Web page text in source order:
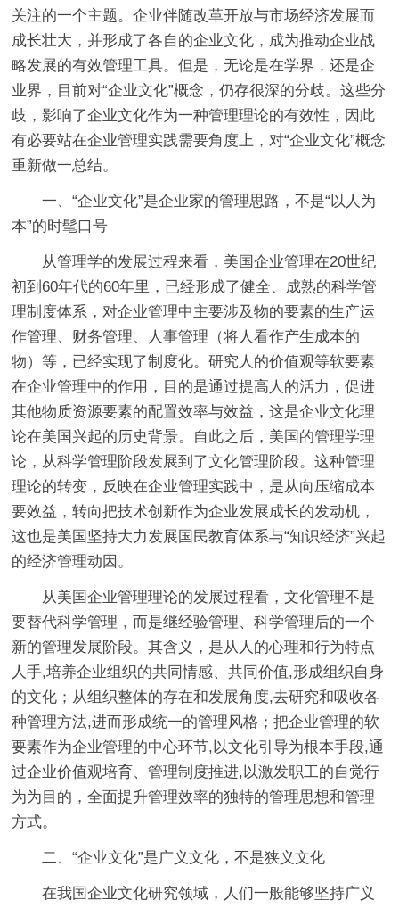
关注的一个主题。企业伴随改革开放与市场经济发展而
成长壮大，并形成了各自的企业文化，成为推动企业战
略发展的有效管理工具。但是，无论是在学界，还是企
业界，目前对“企业文化”概念，仍存很深的分歧。这些分
歧，影响了企业文化作为一种管理理论的有效性，因此
有必要站在企业管理实践需要角度上，对“企业文化”概念
重新做一总结。
一、“企业文化”是企业家的管理思路，不是“以人为
本”的时髦口号
从管理学的发展过程来看，美国企业管理在20世纪
初到60年代的60年里，已经形成了健全、成熟的科学管
理制度体系，对企业管理中主要涉及物的要素的生产运
作管理、财务管理、人事管理（将人看作产生成本的
物）等，已经实现了制度化。研究人的价值观等软要素
在企业管理中的作用，目的是通过提高人的活力，促进
其他物质资源要素的配置效率与效益，这是企业文化理
论在美国兴起的历史背景。自此之后，美国的管理学理
论，从科学管理阶段发展到了文化管理阶段。这种管理
理论的转变，反映在企业管理实践中，是从向压缩成本
要效益，转向把技术创新作为企业发展成长的发动机，
这也是美国坚持大力发展国民教育体系与“知识经济”兴起
的经济管理动因。
从美国企业管理理论的发展过程看，文化管理不是
要替代科学管理，而是继经验管理、科学管理后的一个
新的管理发展阶段。其含义，是从人的心理和行为特点
人手,培养企业组织的共同情感、共同价值,形成组织自身
的文化；从组织整体的存在和发展角度,去研究和吸收各
种管理方法,进而形成统一的管理风格；把企业管理的软
要素作为企业管理的中心环节,以文化引导为根本手段,通
过企业价值观培育、管理制度推进,以激发职工的自觉行
为为目的，全面提升管理效率的独特的管理思想和管理
方式。
二、“企业文化”是广义文化，不是狭义文化
在我国企业文化研究领域，人们一般能够坚持广义